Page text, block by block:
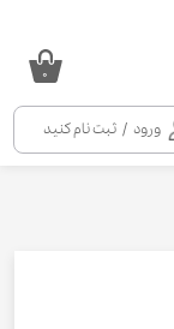
ورود / ثبت نام کنید
۰